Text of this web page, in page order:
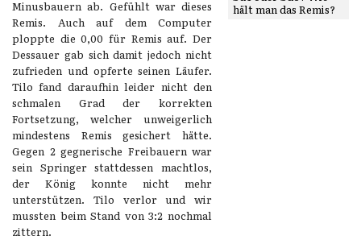
hält man das Remis?
Minusbauern ab. Gefühlt war dieses
Remis. Auch auf dem Computer
ploppte die 0,00 für Remis auf. Der
Dessauer gab sich damit jedoch nicht
zufrieden und opferte seinen Läufer.
Tilo fand daraufhin leider nicht den
schmalen Grad der korrekten
Fortsetzung, welcher unweigerlich
mindestens Remis gesichert hätte.
Gegen 2 gegnerische Freibauern war
sein Springer stattdessen machtlos,
der König konnte nicht mehr
unterstützen. Tilo verlor und wir
mussten beim Stand von 3:2 nochmal
zittern.